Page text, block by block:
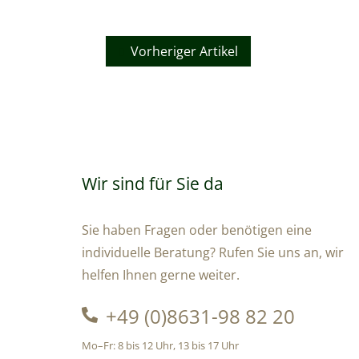
Vorheriger Artikel
Wir sind für Sie da
Sie haben Fragen oder benötigen eine
individuelle Beratung? Rufen Sie uns an, wir
helfen Ihnen gerne weiter.
+49 (0)8631-98 82 20
Mo–Fr: 8 bis 12 Uhr, 13 bis 17 Uhr